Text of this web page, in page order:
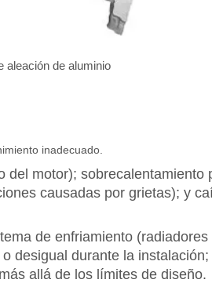
aleación de aluminio
inadecuado.
motor); sobrecalentamiento
causadas por grietas); y
de enfriamiento (radiadores
desigual durante la
allá de los límites de diseño.